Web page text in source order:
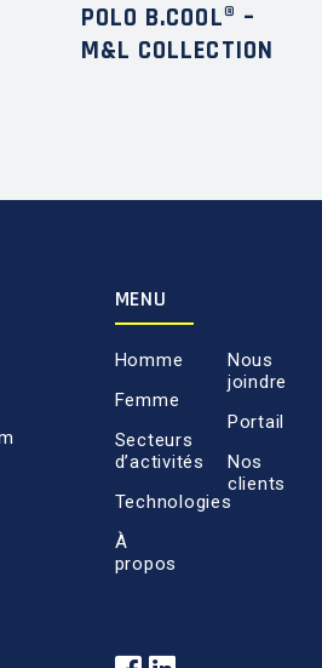
POLO B.COOL® –
M&L COLLECTION
MENU
Homme
Femme
Secteurs
d’activités
Technologies
À
propos
Nous
joindre
Portail
Nos
clients